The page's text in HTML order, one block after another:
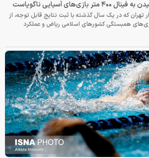
آسیایی ناگویاست
تهران که در یک سال گذشته با ثبت نتایج قابل توجه، از
همبستگی کشورهای اسلامی ریاض و عملکرد